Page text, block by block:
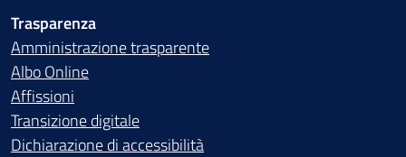
Trasparenza
Amministrazione trasparente
Albo Online
Affissioni
Transizione digitale
Dichiarazione di accessibilità